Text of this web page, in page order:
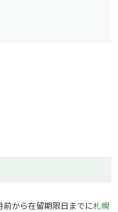
から在留期限日までに札幌